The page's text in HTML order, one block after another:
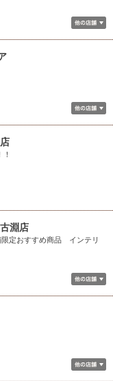
淵店
定おすすめ商品 インテリ